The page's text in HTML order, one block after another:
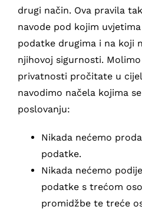
drugi način. Ova pravila
navode pod kojim
podatke drugima i na koji
njihovoj sigurnosti.
privatnosti pročitate u
navodimo načela kojima
poslovanju:
Nikada nećemo
podatke.
Nikada nećemo
podatke s trećom
promidžbe te treće